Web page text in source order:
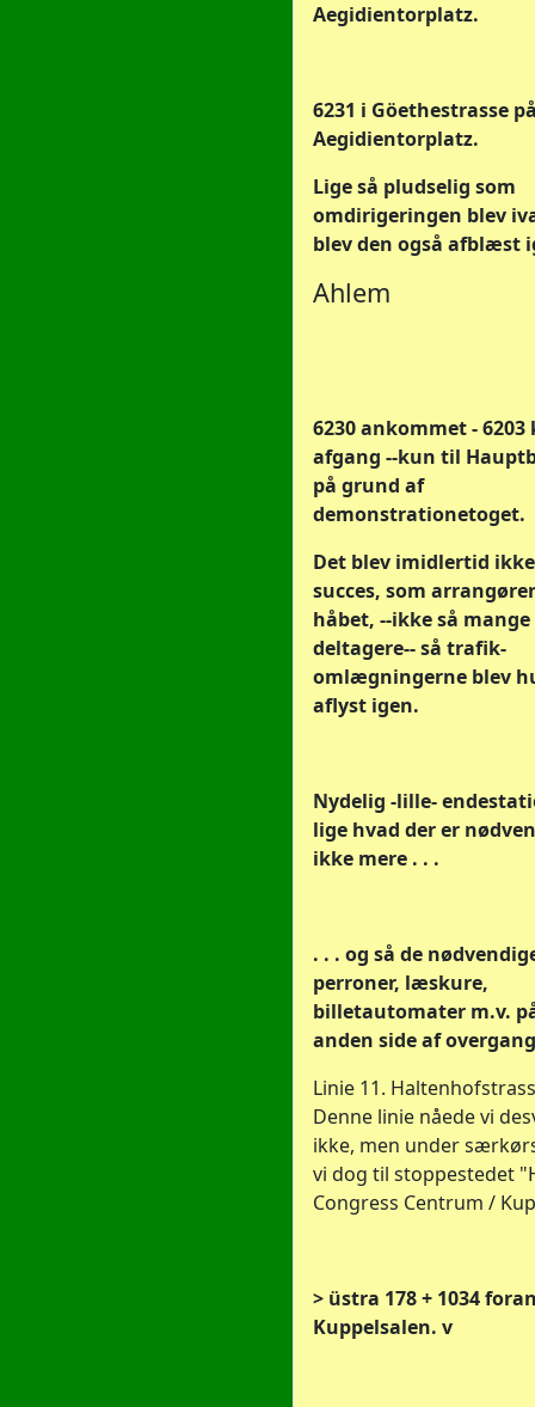
Aegidientorplatz.
6231 i Göethestrasse
Aegidientorplatz.
Lige så pludselig som
omdirigeringen blev
blev den også afblæst
Ahlem
6230 ankommet -
afgang --kun til
på grund af
demonstrationetoget.
Det blev imidlertid
succes, som
håbet, --ikke så mange
deltagere-- så trafik-
omlægningerne blev
aflyst igen.
Nydelig -lille-
lige hvad der er
ikke mere . . .
. . . og så de
perroner, læskure,
billetautomater m.v.
anden side af
Linie 11.
Denne linie nåede vi
ikke, men under
vi dog til stoppestedet
Congress Centrum /
> üstra 178 + 1034
Kuppelsalen. v